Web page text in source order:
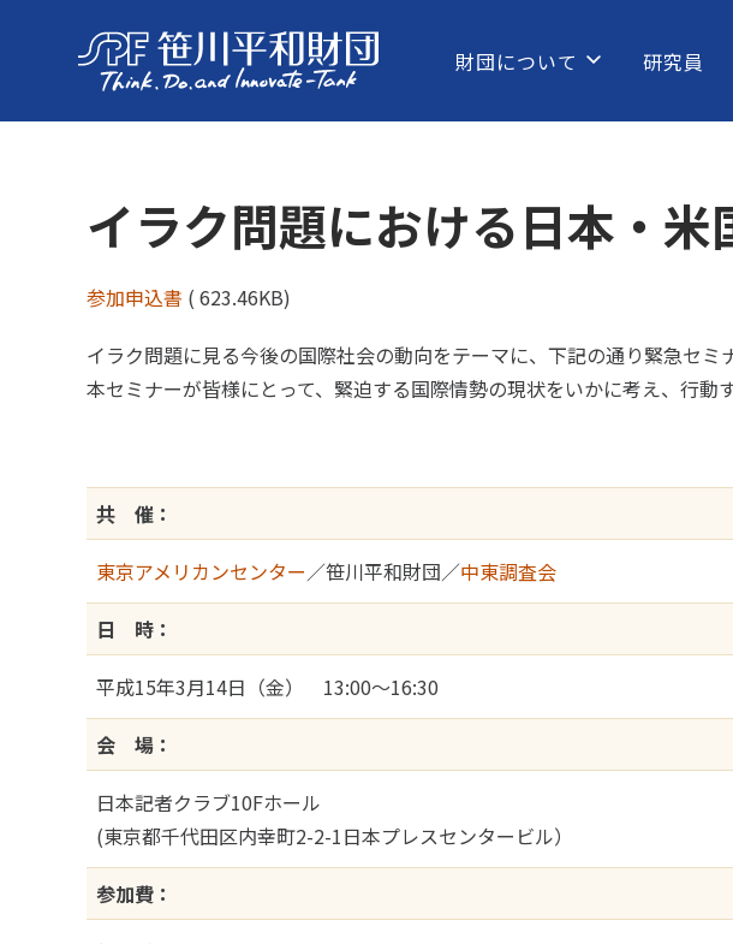
財団について 研究員
イラク問題における日本・米
参加申込書 ( 623.46KB)
イラク問題に見る今後の国際社会の動向をテーマに、下記の通り緊急セミ
本セミナーが皆様にとって、緊迫する国際情勢の現状をいかに考え、行動
共 催：
東京アメリカンセンター／笹川平和財団／中東調査会
日 時：
平成15年3月14日（金） 13:00～16:30
会 場：
日本記者クラブ10Fホール
(東京都千代田区内幸町2-2-1日本プレスセンタービル）
参加費：